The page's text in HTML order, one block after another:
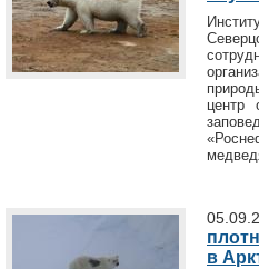
центр
в